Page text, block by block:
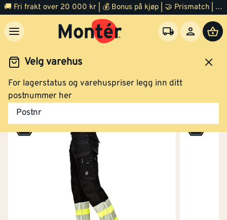
🚚 Fri frakt over 20 000 kr | 💰 Bonus på kjøp | 🤝 Prismatch | ⭐ 100% fornøyd garanti | 🏪 140 byggevarehus
Velg varehus
For lagerstatus og varehuspriser legg inn ditt
postnummer her
Postnr
og verneutstyr
Bukse Timbra HI-VIZ Kl.1 Str 52 sort/gul
Klikk og hent
Bukse HI-VIZ Kl.1 Str 54 sort/gul
Klikk og hent
Bukse HI-VIZ Kl.1 Str 56 sort/gul